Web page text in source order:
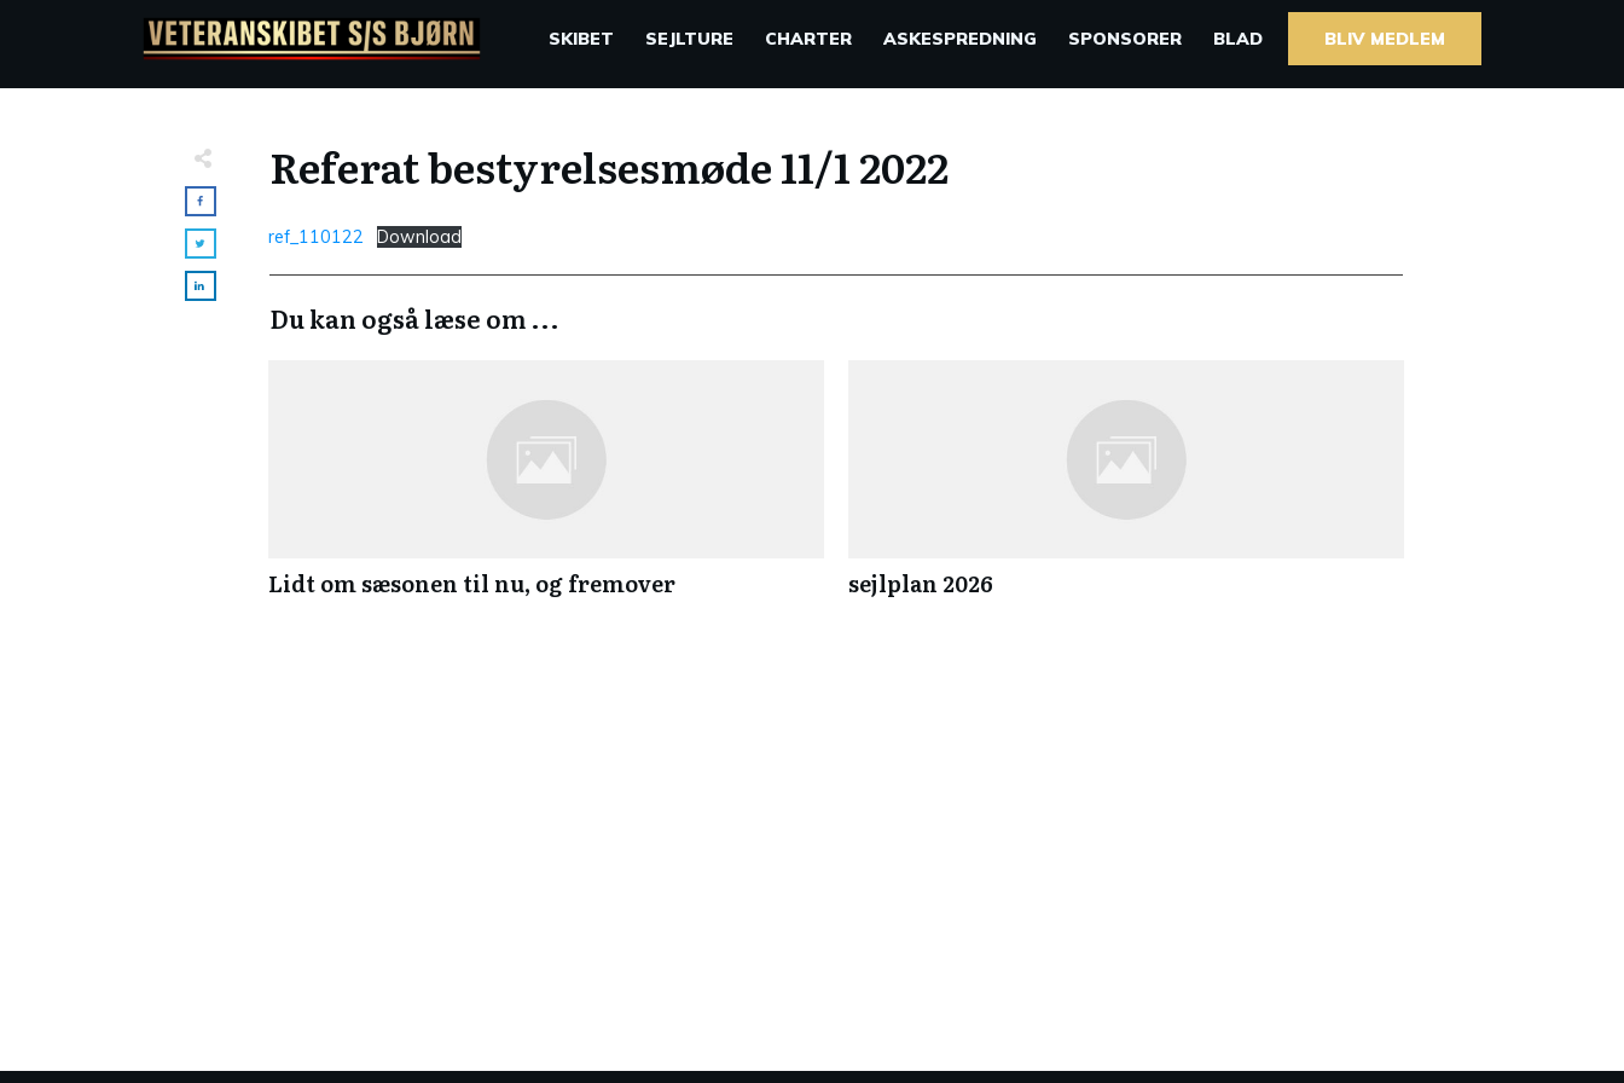
SKIBET SEJLTURE CHARTER ASKESPREDNING SPONSORER BLAD BLIV MEDLEM
Referat bestyrelsesmøde 11/1 2022
ref_110122 Download
Du kan også læse om ...
Lidt om sæsonen til nu, og fremover sejlplan 2026